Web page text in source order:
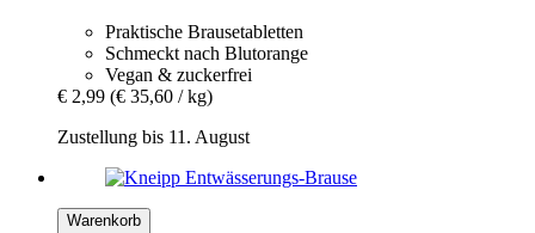
Praktische Brausetabletten
Schmeckt nach Blutorange
Vegan & zuckerfrei
€ 2,99 (€ 35,60 / kg)
Zustellung bis 11. August
Warenkorb